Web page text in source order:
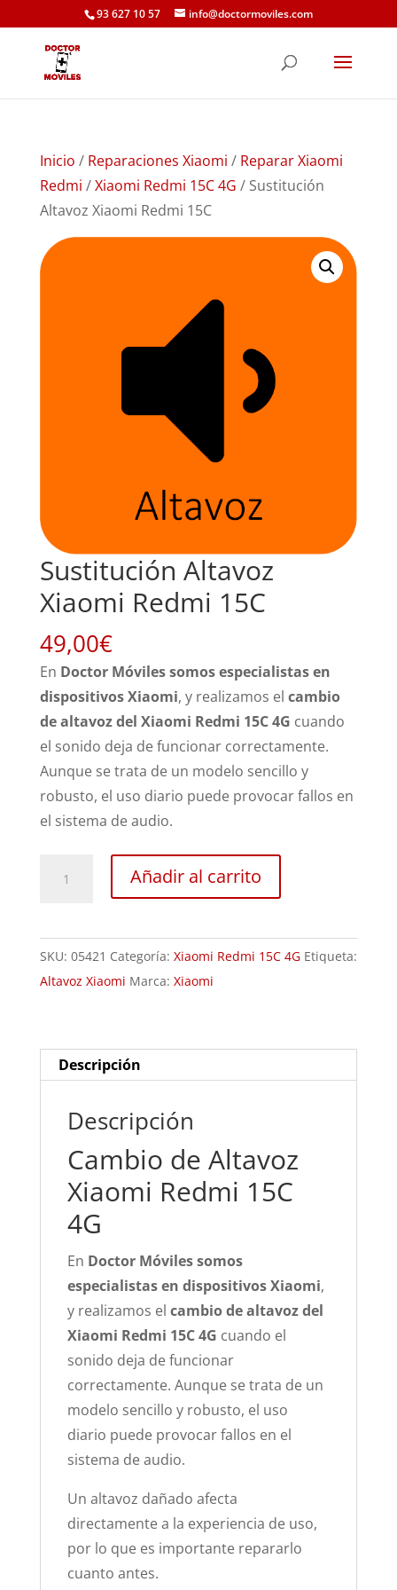
93 627 10 57 info@doctormoviles.com
Inicio / Reparaciones Xiaomi / Reparar Xiaomi
Redmi /Xiaomi Redmi 15C 4G / Sustitución
Altavoz Xiaomi Redmi 15C
Sustitución Altavoz
Xiaomi Redmi 15C
49,00€
En Doctor Móviles somos especialistas en
dispositivos Xiaomi, y realizamos el cambio
de altavoz del Xiaomi Redmi 15C 4G cuando
el sonido deja de funcionar correctamente.
Aunque se trata de un modelo sencillo y
robusto, el uso diario puede provocar fallos en
el sistema de audio.
Redmi
15C
cantidad
Añadir al carrito
SKU: 05421 Categoría: Xiaomi Redmi 15C 4G Etiqueta:
Altavoz Xiaomi Marca: Xiaomi
Descripción
Descripción
Cambio de Altavoz
Xiaomi Redmi 15C
4G
En Doctor Móviles somos
especialistas en dispositivos Xiaomi,
y realizamos el cambio de altavoz del
Xiaomi Redmi 15C 4G cuando el
sonido deja de funcionar
correctamente. Aunque se trata de un
modelo sencillo y robusto, el uso
diario puede provocar fallos en el
sistema de audio.
Un altavoz dañado afecta
directamente a la experiencia de uso,
por lo que es importante repararlo
cuanto antes.